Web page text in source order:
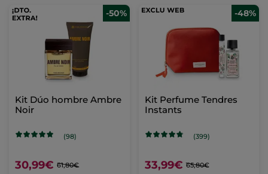
-50%
Kit Dúo hombre Ambre
Noir
(98)
30,99€ 61,80€
-48%
Kit Perfume Tendres
Instants
(399)
33,99€ 65,80€